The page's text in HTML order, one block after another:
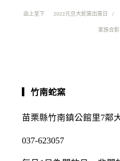
由上至下 2022元旦大蛇窯出窯日 /
家族合影
▎竹南蛇窯
苗栗縣竹南鎮公館里7鄰
037-623057